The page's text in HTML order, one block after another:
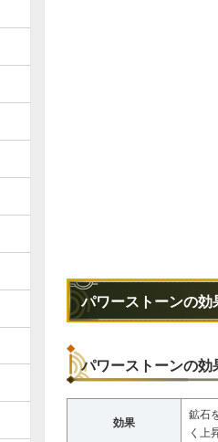
パワーストーンの効
パワーストーンの
効果
鉱石
く上